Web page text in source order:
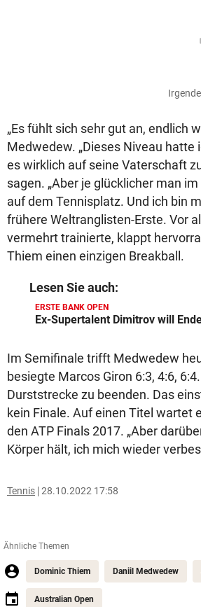
„Es fühlt sich sehr gut an, endlich
Medwedew. „Dieses Niveau hatte
es wirklich auf seine Vaterschaft
sagen. „Aber je glücklicher man
auf dem Tennisplatz. Und ich bin
frühere Weltranglisten-Erste. Vor
vermehrt trainierte, klappt
Thiem einen einzigen Breakball.
Lesen Sie auch:
ERSTE BANK OPEN
Ex-Supertalent Dimitrov will
Im Semifinale trifft Medwedew
besiegte Marcos Giron 6:3, 4:6,
Durststrecke zu beenden. Das
kein Finale. Auf einen Titel wartet
den ATP Finals 2017. „Aber
Körper hält, ich mich wieder
Tennis 28.10.2022 17:58
Ähnliche Themen
Dominic Thiem Daniil Medwedew
Australian Open